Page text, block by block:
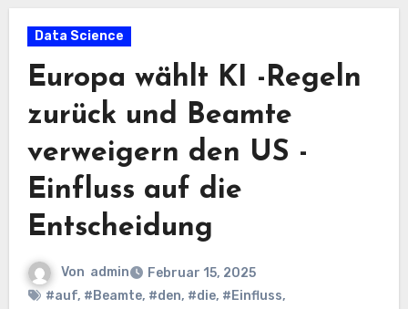
Data Science
Europa wählt KI -Regeln
zurück und Beamte
verweigern den US -
Einfluss auf die
Entscheidung
Von admin
Februar 15, 2025
#auf, #Beamte, #den, #die, #Einfluss,